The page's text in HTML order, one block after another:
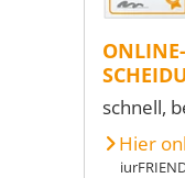
ONLINE-
schnell,
Hier